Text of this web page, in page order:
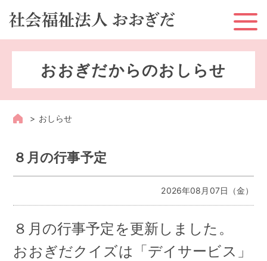
おおぎだからのおしらせ
おしらせ
８月の行事予定
2026年08月07日（金）
８月の行事予定を更新しました。
おおぎだクイズは「デイサービス」
ホーム
お知らせ
採用情報
情報公開